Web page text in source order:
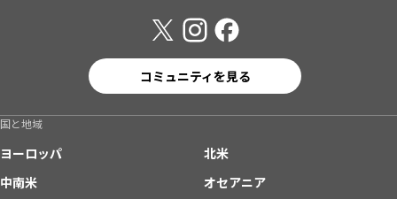
コミュニティを見る
国と地域
ヨーロッパ
北米
中南米
オセアニア